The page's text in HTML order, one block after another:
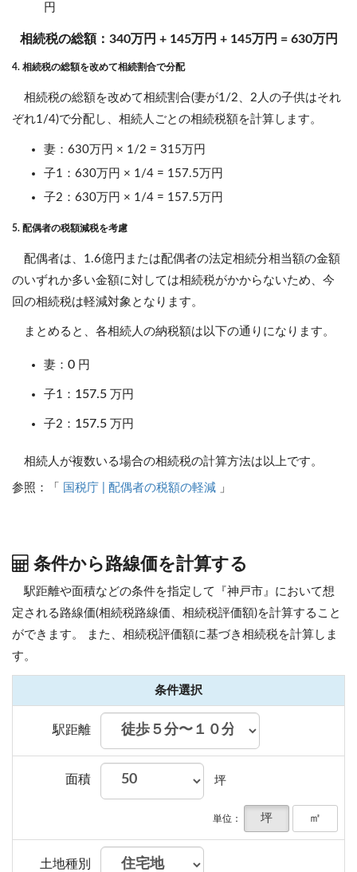
円
相続税の総額：340万円 + 145万円 + 145万円 = 630万円
4. 相続税の総額を改めて相続割合で分配
相続税の総額を改めて相続割合(妻が1/2、2人の子供はそれ
ぞれ1/4)で分配し、相続人ごとの相続税額を計算します。
妻：630万円 × 1/2 = 315万円
子1：630万円 × 1/4 = 157.5万円
子2：630万円 × 1/4 = 157.5万円
5. 配偶者の税額減税を考慮
配偶者は、1.6億円または配偶者の法定相続分相当額の金額
のいずれか多い金額に対しては相続税がかからないため、今
回の相続税は軽減対象となります。
まとめると、各相続人の納税額は以下の通りになります。
妻： 0 円
子1： 157.5 万円
子2： 157.5 万円
相続人が複数いる場合の相続税の計算方法は以上です。
参照：「 国税庁 | 配偶者の税額の軽減 」
条件から路線価を計算する
駅距離や面積などの条件を指定して『神戸市』において想
定される路線価(相続税路線価、相続税評価額)を計算すること
ができます。
また、相続税評価額に基づき相続税を計算しま
す。
条件選択
駅距離
面積 坪
単位： 坪 ㎡
土地種別